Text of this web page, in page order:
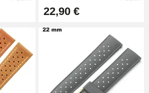
Marteau Horloger pour Goupille
3,90 €
Kit pour Réduire Bracelet
Montre Métal
13,90 €
22,90 €